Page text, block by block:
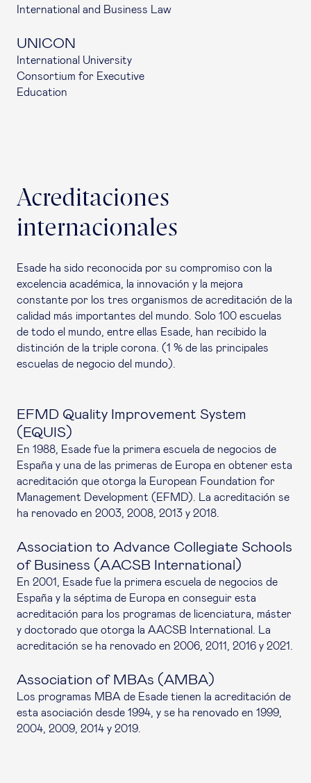
International and Business Law
UNICON
International University
Consortium for Executive
Education
Acreditaciones
internacionales
Esade ha sido reconocida por su compromiso con la
excelencia académica, la innovación y la mejora
constante por los tres organismos de acreditación de la
calidad más importantes del mundo. Solo 100 escuelas
de todo el mundo, entre ellas Esade, han recibido la
distinción de la triple corona. (1 % de las principales
escuelas de negocio del mundo).
EFMD Quality Improvement System
(EQUIS)
En 1988, Esade fue la primera escuela de negocios de
España y una de las primeras de Europa en obtener esta
acreditación que otorga la European Foundation for
Management Development (EFMD). La acreditación se
ha renovado en 2003, 2008, 2013 y 2018.
Association to Advance Collegiate Schools
of Business (AACSB International)
En 2001, Esade fue la primera escuela de negocios de
España y la séptima de Europa en conseguir esta
acreditación para los programas de licenciatura, máster
y doctorado que otorga la AACSB International. La
acreditación se ha renovado en 2006, 2011, 2016 y 2021.
Association of MBAs (AMBA)
Los programas MBA de Esade tienen la acreditación de
esta asociación desde 1994, y se ha renovado en 1999,
2004, 2009, 2014 y 2019.